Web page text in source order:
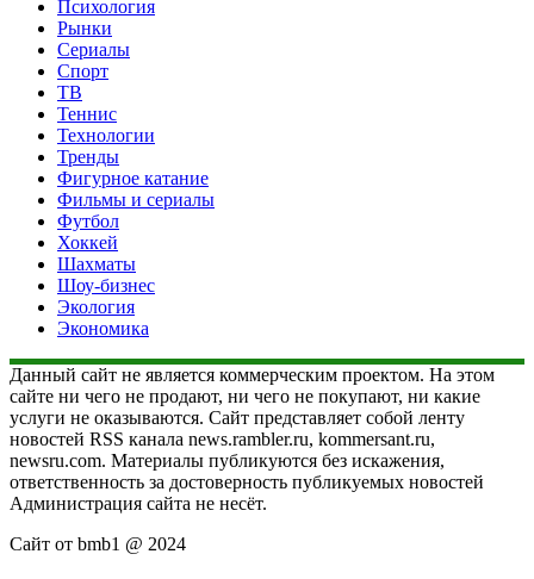
Психология
Рынки
Сериалы
Спорт
ТВ
Теннис
Технологии
Тренды
Фигурное катание
Фильмы и сериалы
Футбол
Хоккей
Шахматы
Шоу-бизнес
Экология
Экономика
Данный сайт не является коммерческим проектом. На этом
сайте ни чего не продают, ни чего не покупают, ни какие
услуги не оказываются. Сайт представляет собой ленту
новостей RSS канала news.rambler.ru, kommersant.ru,
newsru.com. Материалы публикуются без искажения,
ответственность за достоверность публикуемых новостей
Администрация сайта не несёт.
Сайт от bmb1 @ 2024